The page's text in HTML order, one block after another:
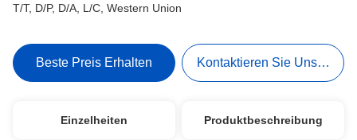
T/T, D/P, D/A, L/C, Western Union
Beste Preis Erhalten Kontaktieren Sie Uns Jetzt
Einzelheiten Produktbeschreibung